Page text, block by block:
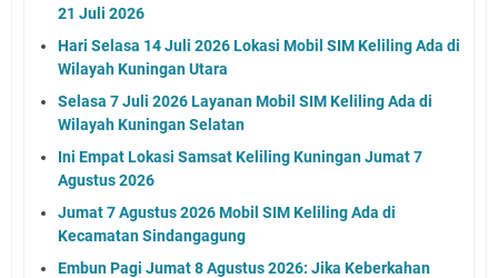
21 Juli 2026
Hari Selasa 14 Juli 2026 Lokasi Mobil SIM Keliling Ada di
Wilayah Kuningan Utara
Selasa 7 Juli 2026 Layanan Mobil SIM Keliling Ada di
Wilayah Kuningan Selatan
Ini Empat Lokasi Samsat Keliling Kuningan Jumat 7
Agustus 2026
Jumat 7 Agustus 2026 Mobil SIM Keliling Ada di
Kecamatan Sindangagung
Embun Pagi Jumat 8 Agustus 2026: Jika Keberkahan